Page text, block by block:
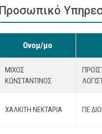
Προσωπικό
Ονομ/μο
ΜΙΧΟΣ
ΚΩΝΣΤΑΝΤΙΝΟΣ
ΧΑΛΚΙΤΗ ΝΕΚΤΑΡΙΑ ΠΕ